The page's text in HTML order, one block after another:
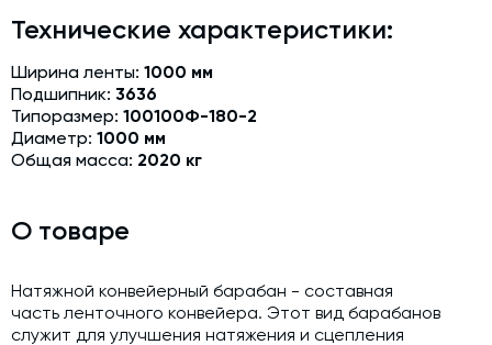
Модернизация и техническое перевооружение
Зимний комплект. Изготовление и монтаж
Срочная техпомощь. Онлайн-обследование и ремонт
завода
Автоматизированные системы управления (АСУ ТП) любой
сложности
Подбор и поставка комплектующих под любой завод
Экспертиза промышленной безопасности
Технические характеристики:
Ширина ленты: 1000 мм
Подшипник: 3636
Типоразмер: 100100Ф-180-2
Диаметр: 1000 мм
Общая масса: 2020 кг
О товаре
Натяжной конвейерный барабан - составная
часть ленточного конвейера. Этот вид барабанов
служит для улучшения натяжения и сцепления